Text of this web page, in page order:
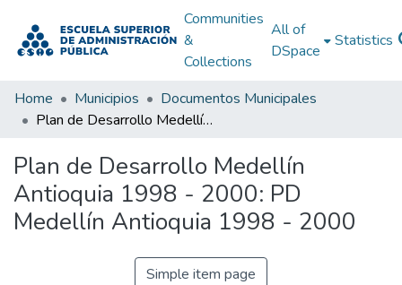
Communities
&
Collections
All of
DSpace
Statistics
Home Municipios
Documentos Municipales
Plan de Desarrollo Medellín Antioquia 1998 - 2000: PD Medellín Antioquia 1998 - 2000
Plan de Desarrollo Medellín
Antioquia 1998 - 2000: PD
Medellín Antioquia 1998 - 2000
Simple item page